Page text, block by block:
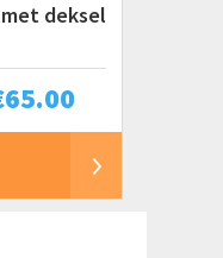
met deksel
65.00